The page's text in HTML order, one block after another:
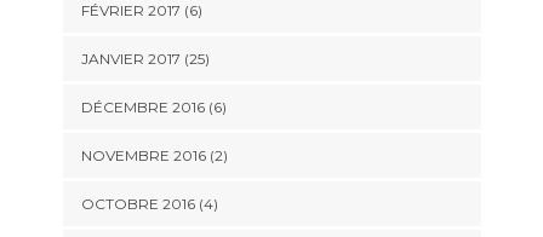
FÉVRIER 2017 (6)
JANVIER 2017 (25)
DÉCEMBRE 2016 (6)
NOVEMBRE 2016 (2)
OCTOBRE 2016 (4)